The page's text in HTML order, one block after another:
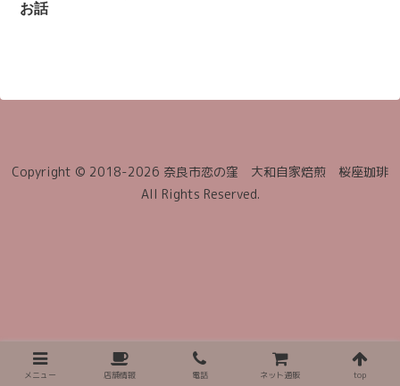
お話
Copyright © 2018-2026 奈良市恋の窪 大和自家焙煎 桜座珈琲
All Rights Reserved.
メニュー 店舗情報 電話 ネット通販 top